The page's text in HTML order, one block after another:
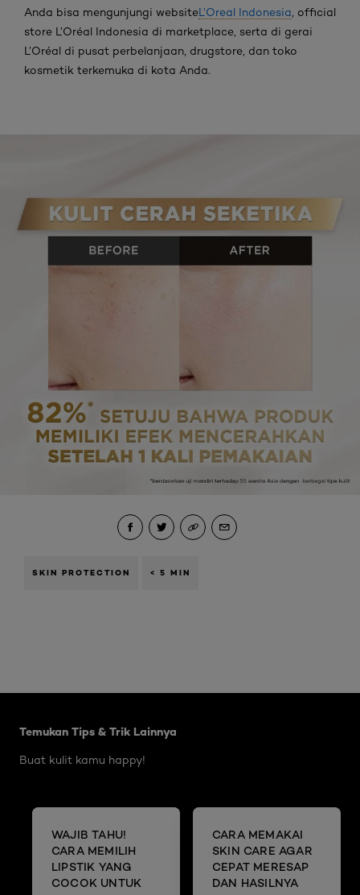
Anda bisa mengunjungi websiteL’Oreal Indonesia official
store L’Oréal Indonesia di marketplace , serta di gerai
L’Oréal di pusat perbelanjaan, drugstore , dan toko
kosmetik terkemuka di kota Anda.
SKIN PROTECTION < 5 MIN
Temukan Tips & Trik Lainnya
Buat kulit kamu happy!
WAJIB TAHU!
CARA MEMILIH
LIPSTIK YANG
COCOK UNTUK
CARA MEMAKAI
SKIN CARE AGAR
CEPAT MERESAP
DAN HASILNYA